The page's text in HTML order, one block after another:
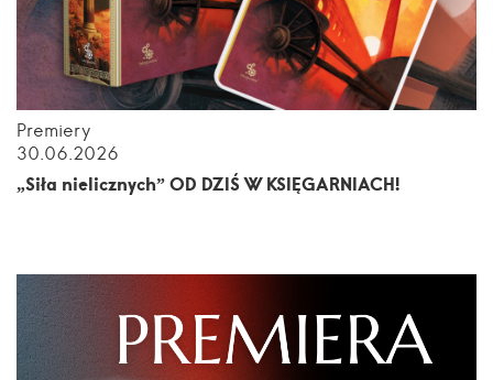
Premiery
30.06.2026
„Siła nielicznych” OD DZIŚ W KSIĘGARNIACH!